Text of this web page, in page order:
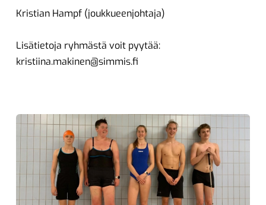
Kristian Hampf (joukkueenjohtaja)
Lisätietoja ryhmästä voit pyytää:
kristiina.makinen@simmis.fi